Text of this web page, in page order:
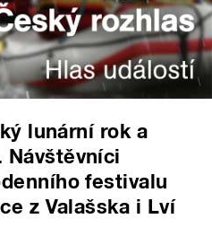
lunární rok a
Návštěvníci
festivalu
z Valašska i Lví